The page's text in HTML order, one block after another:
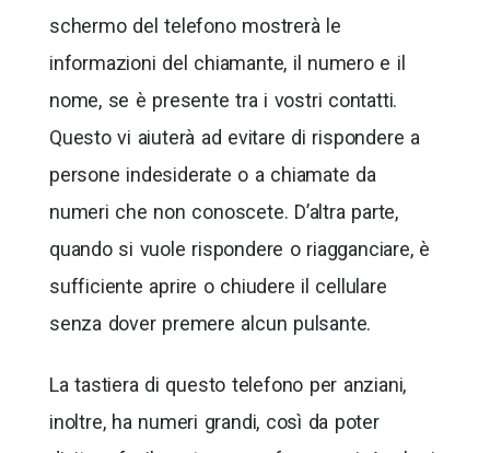
schermo del telefono mostrerà le
informazioni del chiamante, il numero e il
nome, se è presente tra i vostri contatti.
Questo vi aiuterà ad evitare di rispondere a
persone indesiderate o a chiamate da
numeri che non conoscete. D’altra parte,
quando si vuole rispondere o riagganciare, è
sufficiente aprire o chiudere il cellulare
senza dover premere alcun pulsante.
La tastiera di questo telefono per anziani,
inoltre, ha numeri grandi, così da poter